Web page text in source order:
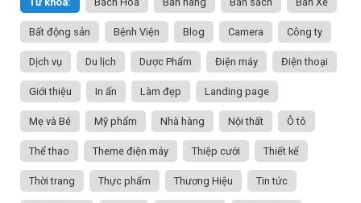
Bất động sản Bệnh Viện Blog Camera Công ty
Dịch vụ Du lịch Dược Phẩm Điện máy Điện thoại
Giới thiệu In ấn Làm đẹp Landing page
Mẹ và Bé Mỹ phẩm Nhà hàng Nội thất Ô tô
Thể thao Theme điện máy Thiệp cưới Thiết kế
Thời trang Thực phẩm Thương Hiệu Tin tức